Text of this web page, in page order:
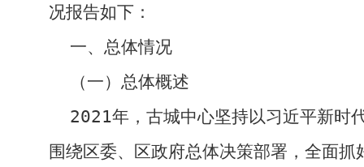
况报告如下：
一、总体情况
（一）总体概述
2021年， 古城中心坚持以习近平新时
围绕区委、区政府总体决策部署，全面